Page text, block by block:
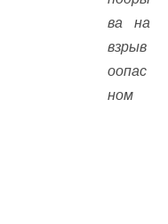
ва на
взрыв
оопас
ном